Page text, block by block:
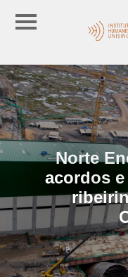
Norte
acordos